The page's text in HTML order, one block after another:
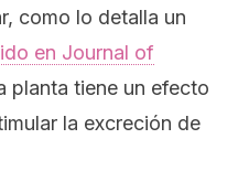
como lo detalla un
en Journal of
planta tiene un efecto
la excreción de